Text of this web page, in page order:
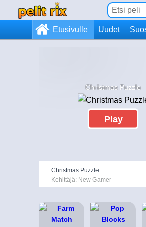
Etusivulle Uudet
Christmas Puzzle
Play
Christmas Puzzle
Kehittäjä: New Gamer